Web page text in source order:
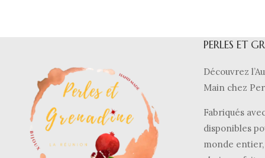
PERLES ET
Découvrez
Main chez
Fabriqués
disponibles
monde